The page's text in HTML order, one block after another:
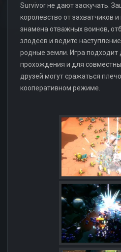
Survivor не дают заскучать.
королевство от захватчиков
знамена отважных воинов,
злодеев и ведите
родные земли. Игра подходит
прохождения и для
друзей могут сражаться
кооперативном режиме.